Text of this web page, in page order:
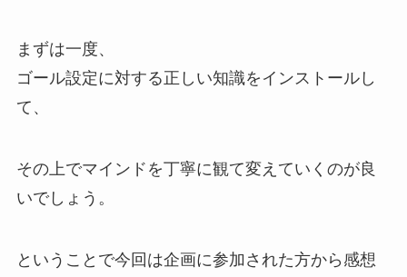
まずは一度、
ゴール設定に対する正しい知識をインストールし
て、
その上でマインドを丁寧に観て変えていくのが良
いでしょう。
ということで今回は企画に参加された方から感想